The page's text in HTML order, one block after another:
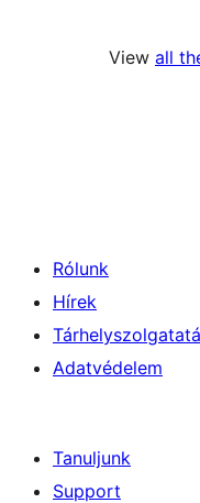
View all
Rólunk
Hírek
Adatvédelem
Tanuljunk
Support